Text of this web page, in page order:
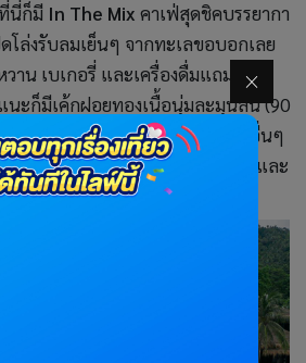
นี่ก็มี In The Mix คาเฟ่สุดชิคบรรยากา
ล่งรับลมเย็นๆ จากทะเลขอบอกเลย
น เบเกอรี่ และเครื่องดื่มแถมราคา
นะก็มีเค้กฝอยทองเนื้อนุ่มละมุนลิ้น (90
าวนี่เฟรปเป้ (130 บาท) ยังมีเมนูอื่นๆ
มากเอาเป็นว่าได้ฟินทั้งบรรยากาศและ